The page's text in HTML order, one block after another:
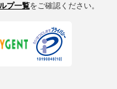
プ一覧をご確認ください。